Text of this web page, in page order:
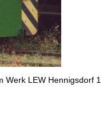
LEW Hennigsdorf